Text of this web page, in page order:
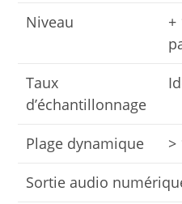
Niveau
+
Taux
d’échantillonnage
Plage dynamique
>
Sortie audio